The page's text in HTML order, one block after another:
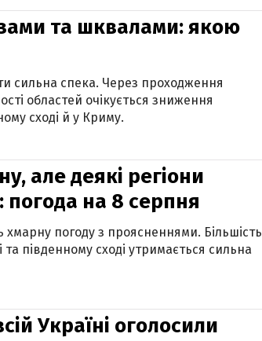
та шквалами: якою
сильна спека. Через проходження
областей очікується зниження
сході й у Криму.
але деякі регіони
погода на 8 серпня
хмарну погоду з проясненнями. Більшість
південному сході утримається сильна
Україні оголосили